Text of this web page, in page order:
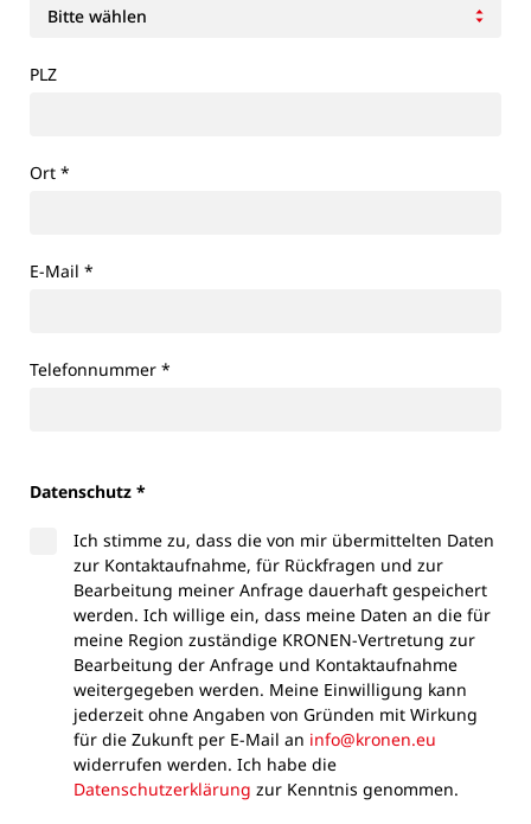
PLZ
Ort *
E-Mail *
Telefonnummer *
Datenschutz *
Ich stimme zu, dass die von mir übermittelten Daten
zur Kontaktaufnahme, für Rückfragen und zur
Bearbeitung meiner Anfrage dauerhaft gespeichert
werden. Ich willige ein, dass meine Daten an die für
meine Region zuständige KRONEN-Vertretung zur
Bearbeitung der Anfrage und Kontaktaufnahme
weitergegeben werden. Meine Einwilligung kann
jederzeit ohne Angaben von Gründen mit Wirkung
für die Zukunft per E-Mail an info@kronen.eu
widerrufen werden. Ich habe die
Datenschutzerklärung zur Kenntnis genommen.